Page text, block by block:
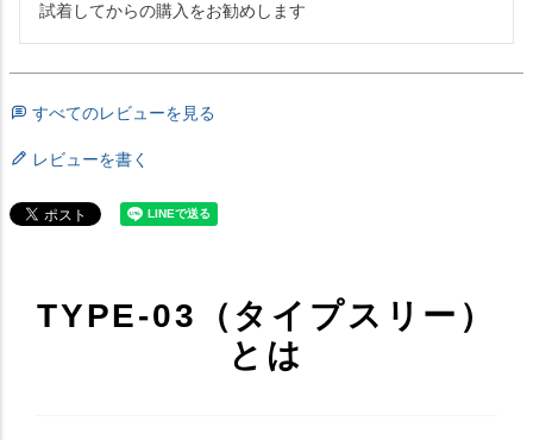
すべてのレビューを見る
レビューを書く
TYPE-03（タイプスリー）
とは